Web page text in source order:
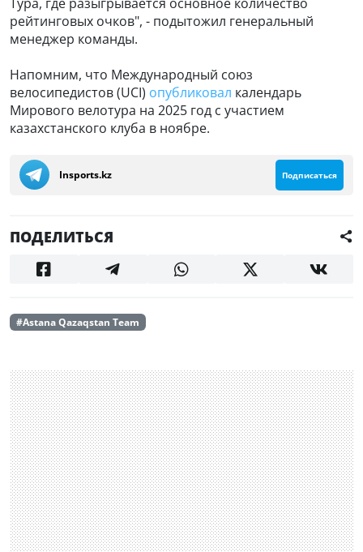
рейтинговых очков", - подытожил генеральный
менеджер команды.
Напомним, что Международный союз
велосипедистов (UCI) опубликовал календарь
Мирового велотура на 2025 год с участием
казахстанского клуба в ноябре.
Insports.kz Подписаться
ПОДЕЛИТЬСЯ
#Astana Qazaqstan Team